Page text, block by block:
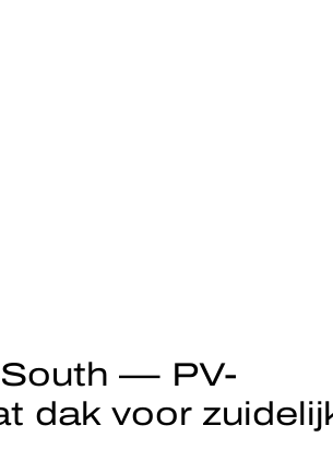
— PV-
dak voor